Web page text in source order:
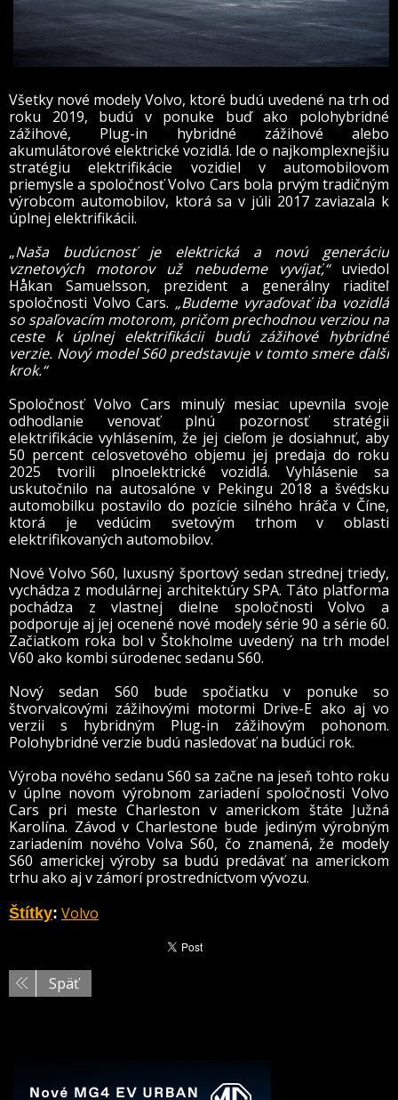
Všetky nové modely Volvo, ktoré budú uvedené na trh od
roku 2019, budú v ponuke buď ako polohybridné
zážihové, Plug-in hybridné zážihové alebo
akumulátorové elektrické vozidlá. Ide o najkomplexnejšiu
stratégiu elektrifikácie vozidiel v automobilovom
priemysle a spoločnosť Volvo Cars bola prvým tradičným
výrobcom automobilov, ktorá sa v júli 2017 zaviazala k
úplnej elektrifikácii.
„Naša budúcnosť je elektrická a novú generáciu
vznetových motorov už nebudeme vyvíjať,“ uviedol
Håkan Samuelsson, prezident a generálny riaditeľ
spoločnosti Volvo Cars. „Budeme vyraďovať iba vozidlá
so spaľovacím motorom, pričom prechodnou verziou na
ceste k úplnej elektrifikácii budú zážihové hybridné
verzie. Nový model S60 predstavuje v tomto smere ďalší
krok.“
Spoločnosť Volvo Cars minulý mesiac upevnila svoje
odhodlanie venovať plnú pozornosť stratégii
elektrifikácie vyhlásením, že jej cieľom je dosiahnuť, aby
50 percent celosvetového objemu jej predaja do roku
2025 tvorili plnoelektrické vozidlá. Vyhlásenie sa
uskutočnilo na autosalóne v Pekingu 2018 a švédsku
automobilku postavilo do pozície silného hráča v Číne,
ktorá je vedúcim svetovým trhom v oblasti
elektrifikovaných automobilov.
Nové Volvo S60, luxusný športový sedan strednej triedy,
vychádza z modulárnej architektúry SPA. Táto platforma
pochádza z vlastnej dielne spoločnosti Volvo a
podporuje aj jej ocenené nové modely série 90 a série 60.
Začiatkom roka bol v Štokholme uvedený na trh model
V60 ako kombi súrodenec sedanu S60.
Nový sedan S60 bude spočiatku v ponuke so
štvorvalcovými zážihovými motormi Drive-E ako aj vo
verzii s hybridným Plug-in zážihovým pohonom.
Polohybridné verzie budú nasledovať na budúci rok.
Výroba nového sedanu S60 sa začne na jeseň tohto roku
v úplne novom výrobnom zariadení spoločnosti Volvo
Cars pri meste Charleston v americkom štáte Južná
Karolína. Závod v Charlestone bude jediným výrobným
zariadením nového Volva S60, čo znamená, že modely
S60 americkej výroby sa budú predávať na americkom
trhu ako aj v zámorí prostredníctvom vývozu.
Štítky: Volvo
Späť